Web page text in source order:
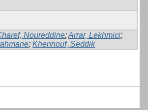
Noureddine;Arrar, Lekhmici;
; Khennouf, Seddik